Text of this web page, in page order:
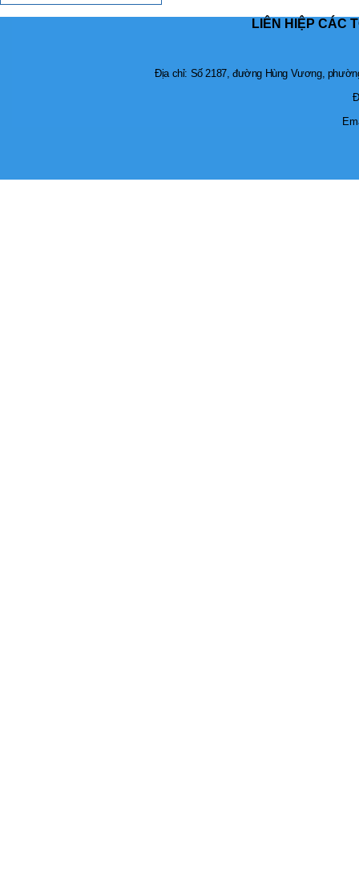
LIÊN HIỆP CÁC
Địa chỉ: Số 2187, đường Hùng Vương,